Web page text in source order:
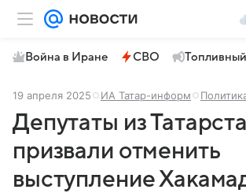
Война в Иране СВО
19 апреля 2025 ИА Татар-информ
Депутаты из
призвали отменить
выступление